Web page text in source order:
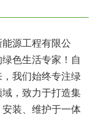
源工程有限公
色生活专家！自
我们始终专注绿
，致力于打造集
装、维护于一体